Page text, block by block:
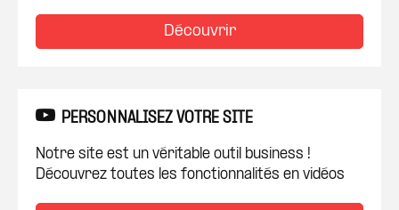
Découvrir
PERSONNALISEZ VOTRE SITE
Notre site est un véritable outil business !
Découvrez toutes les fonctionnalités en vidéos